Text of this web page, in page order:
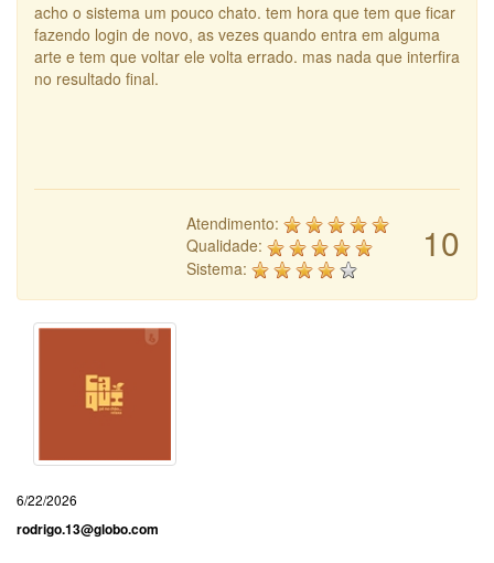
acho o sistema um pouco chato. tem hora que tem que ficar
fazendo login de novo, as vezes quando entra em alguma
arte e tem que voltar ele volta errado. mas nada que interfira
no resultado final.
10
Atendimento:
Qualidade:
Sistema:
6/22/2026
rodrigo.13@globo.com